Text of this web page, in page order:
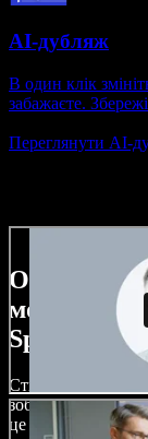
AI-дубляж
В один клік
забажаєте.
Переглянути AI-
Ось лише
Speechify
Створюйте
зображення,
це в цілісні,